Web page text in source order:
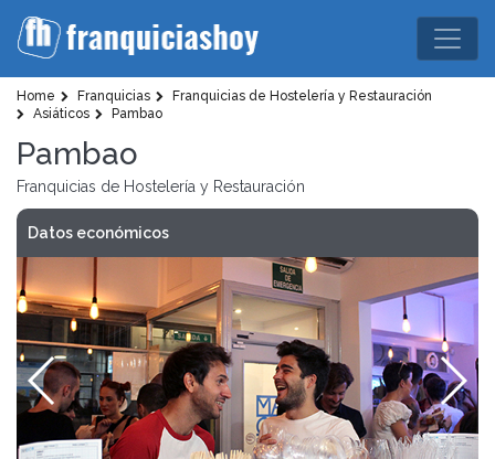
Home Franquicias
Franquicias de Hostelería y Restauración
Asiáticos
Pambao
Pambao
Franquicias de Hostelería y Restauración
Datos económicos